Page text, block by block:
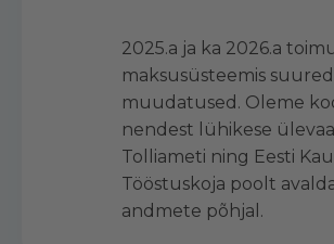
2025.a ja ka 2026.a
maksusüsteemis suured
muudatused. Oleme
nendest lühikese
Tolliameti ning Eesti
Tööstuskoja poolt
andmete põhjal.